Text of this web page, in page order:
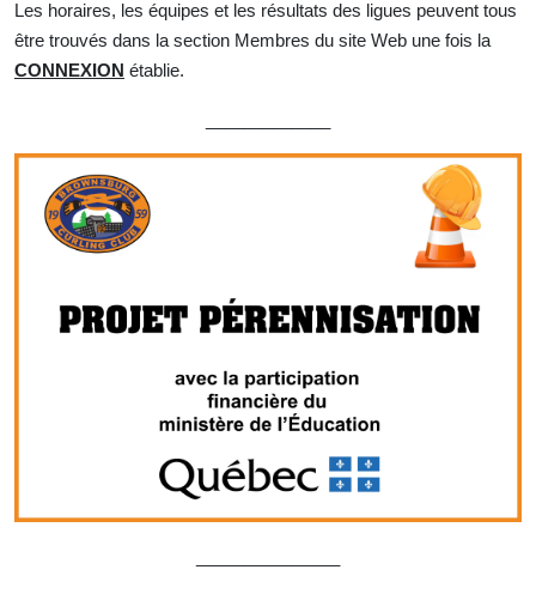
Les horaires, les équipes et les résultats des ligues peuvent tous
être trouvés dans la section Membres du site Web une fois la
CONNEXION établie.